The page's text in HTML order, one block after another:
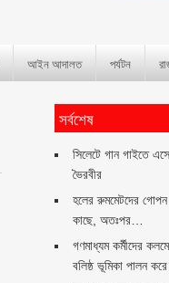
আইন আদালত পর্যটন
সর্বশেষ
সিলেটে গান গাইতে
ভৈরবীর
হলের রুমমেটদের গোপন
কাছে, অতঃপর…
গণমাধ্যম কর্মীদের
বলিষ্ঠ ভূমিকা পালন করে